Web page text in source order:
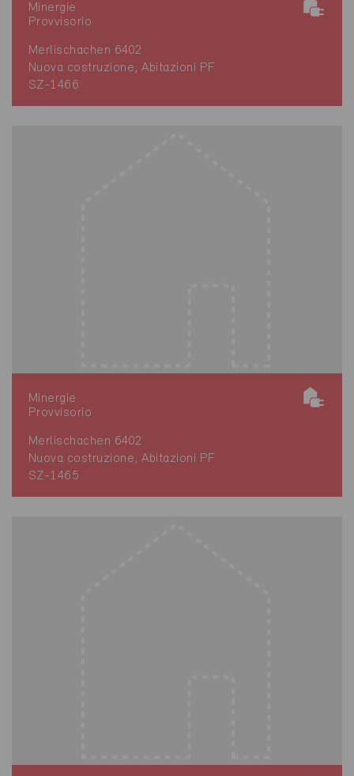
Minergie
Provvisorio
Merlischachen 6402
Nuova costruzione, Abitazioni PF
SZ-1466
Minergie
Provvisorio
Merlischachen 6402
Nuova costruzione, Abitazioni PF
SZ-1465